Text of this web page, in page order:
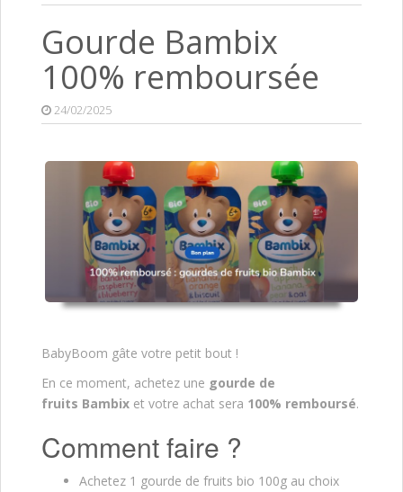
Gourde Bambix
100% remboursée
24/02/2025
BabyBoom gâte votre petit bout !
En ce moment, achetez une gourde de
fruits Bambix et votre achat sera 100% remboursé.
Comment faire ?
Achetez 1 gourde de fruits bio 100g au choix